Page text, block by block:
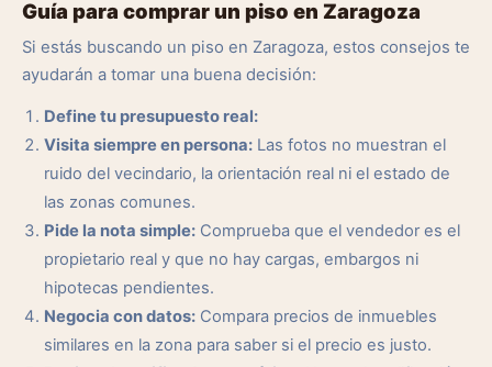
Guía para comprar un piso en Zaragoza
Si estás buscando un piso en Zaragoza, estos consejos te
ayudarán a tomar una buena decisión:
Define tu presupuesto real:
Visita siempre en persona: Las fotos no muestran el
ruido del vecindario, la orientación real ni el estado de
las zonas comunes.
Pide la nota simple: Comprueba que el vendedor es el
propietario real y que no hay cargas, embargos ni
hipotecas pendientes.
Negocia con datos: Compara precios de inmuebles
similares en la zona para saber si el precio es justo.